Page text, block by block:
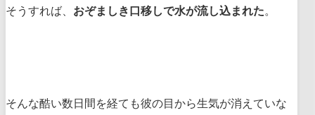
そうすれば、 おぞましき口移しで水が流し込まれた。
そんな酷い数日間を経ても彼の目から生気が消えていな